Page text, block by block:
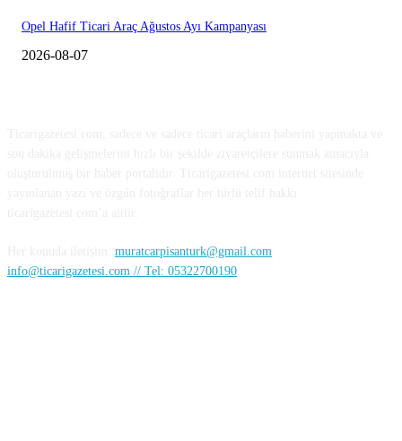
Opel Hafif Ticari Araç Ağustos Ayı Kampanyası
2026-08-07
muratcarpisanturk@gmail.com
info@ticarigazetesi.com // Tel: 05322700190